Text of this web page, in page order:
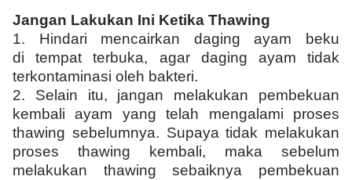
Jangan Lakukan Ini Ketika Thawing
1. Hindari mencairkan daging ayam beku
di tempat terbuka, agar daging ayam tidak
terkontaminasi oleh bakteri.
2. Selain itu, jangan melakukan pembekuan
kembali ayam yang telah mengalami proses
thawing sebelumnya. Supaya tidak melakukan
proses thawing kembali, maka sebelum
melakukan thawing sebaiknya pembekuan